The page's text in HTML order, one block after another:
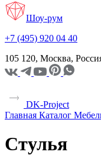
Шоу-рум
+7 (495) 920 04 40
105 120, Москва,
DK-Project
Главная Каталог
Стулья